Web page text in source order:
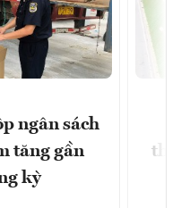
ngân sách
tăng gần
kỳ